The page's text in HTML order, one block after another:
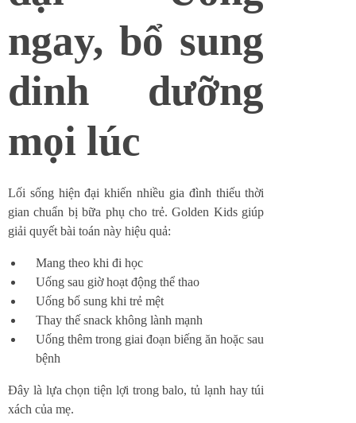
ngay, bổ sung
dinh dưỡng
mọi lúc
Lối sống hiện đại khiến nhiều gia đình thiếu thời
gian chuẩn bị bữa phụ cho trẻ. Golden Kids giúp
giải quyết bài toán này hiệu quả:
Mang theo khi đi học
Uống sau giờ hoạt động thể thao
Uống bổ sung khi trẻ mệt
Thay thế snack không lành mạnh
Uống thêm trong giai đoạn biếng ăn hoặc sau
bệnh
Đây là lựa chọn tiện lợi trong balo, tủ lạnh hay túi
xách của mẹ.